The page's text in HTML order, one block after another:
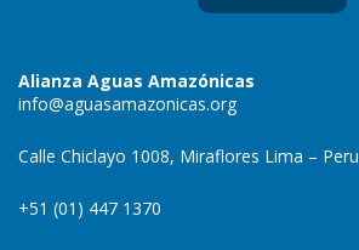
Alianza Aguas Amazónicas
info@aguasamazonicas.org
Calle Chiclayo 1008, Miraflores Lima – Peru
+51 (01) 447 1370